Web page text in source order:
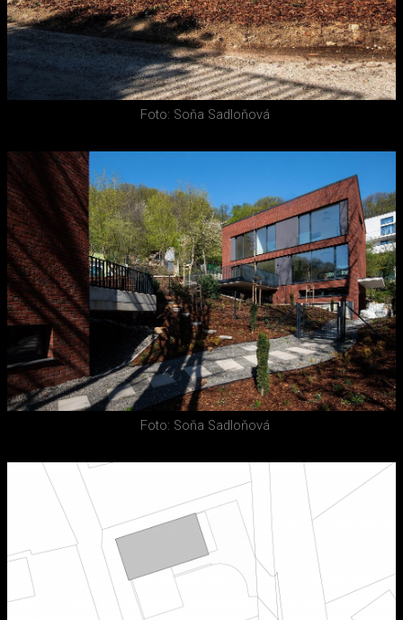
Foto: Soňa Sadloňová
Foto: Soňa Sadloňová